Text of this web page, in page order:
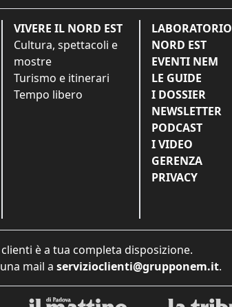
VIVERE IL NORD EST
Cultura, spettacoli e
mostre
Turismo e itinerari
Tempo libero
LABORATORIO
NORD EST
EVENTI NEM
LE GUIDE
I DOSSIER
NEWSLETTER
PODCAST
I VIDEO
GERENZA
PRIVACY
è a tua completa disposizione.
mail a servizioclienti@grupponem.it.